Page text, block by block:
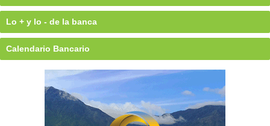
Lo + y lo - de la banca
Calendario Bancario